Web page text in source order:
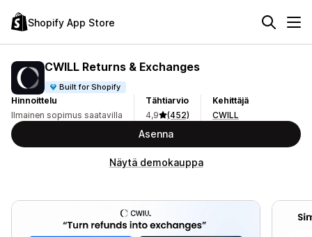
Shopify App Store
CWILL Returns & Exchanges
Built for Shopify
Hinnoittelu
Ilmainen sopimus saatavilla
Tähtiarvio
4,9
(452)
Kehittäjä
CWILL
Asenna
Näytä demokauppa